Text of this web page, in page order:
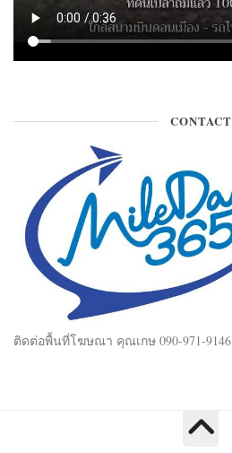
CONTACT
ติดต่อพื้นที่โฆษณา คุณเกษ 090-971-9146